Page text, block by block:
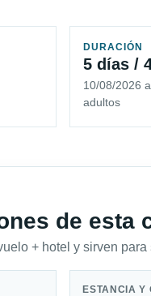
DURACIÓN
5 días /
10/08/2026
adultos
de esta
+ hotel y sirven
ESTANCIA Y